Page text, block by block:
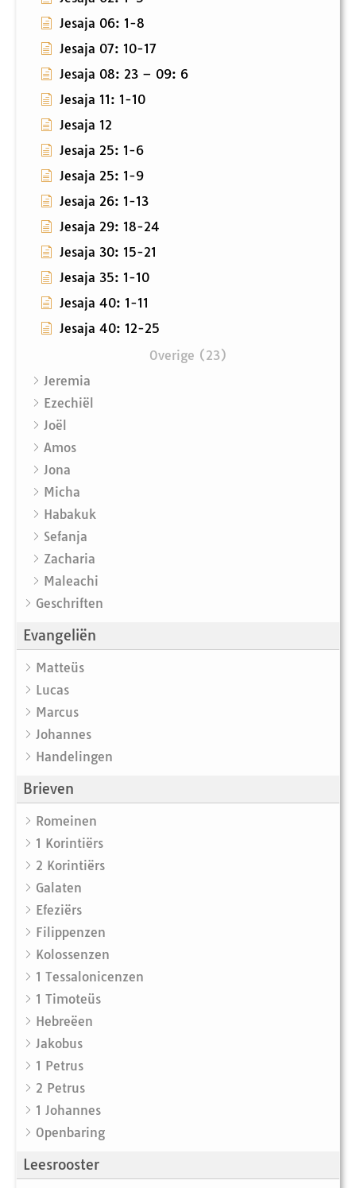
Jesaja 06: 1-8
Jesaja 07: 10-17
Jesaja 08: 23 – 09: 6
Jesaja 11: 1-10
Jesaja 12
Jesaja 25: 1-6
Jesaja 25: 1-9
Jesaja 26: 1-13
Jesaja 29: 18-24
Jesaja 30: 15-21
Jesaja 35: 1-10
Jesaja 40: 1-11
Jesaja 40: 12-25
Overige (23)
Jeremia
Ezechiël
Joël
Amos
Jona
Micha
Habakuk
Sefanja
Zacharia
Maleachi
Geschriften
Evangeliën
Matteüs
Lucas
Marcus
Johannes
Handelingen
Brieven
Romeinen
1 Korintiërs
2 Korintiërs
Galaten
Efeziërs
Filippenzen
Kolossenzen
1 Tessalonicenzen
1 Timoteüs
Hebreëen
Jakobus
1 Petrus
2 Petrus
1 Johannes
Openbaring
Leesrooster